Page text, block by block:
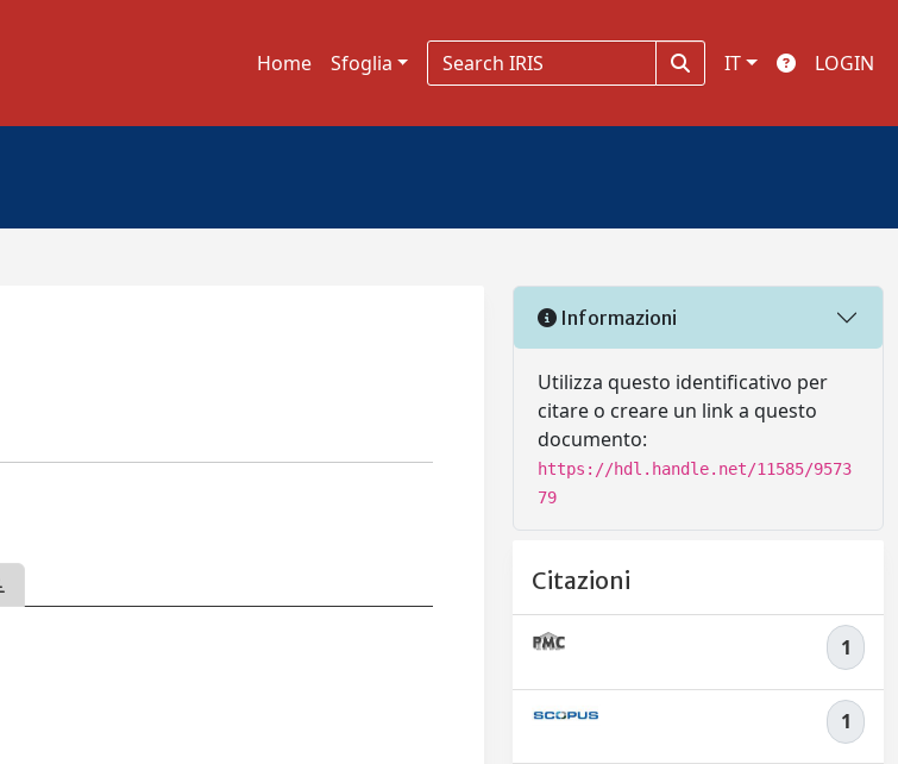
Home Sfoglia IT LOGIN
Informazioni
Utilizza questo identificativo per
citare o creare un link a questo
documento:
https://hdl.handle.net/11585/9573
79
Citazioni
1
1